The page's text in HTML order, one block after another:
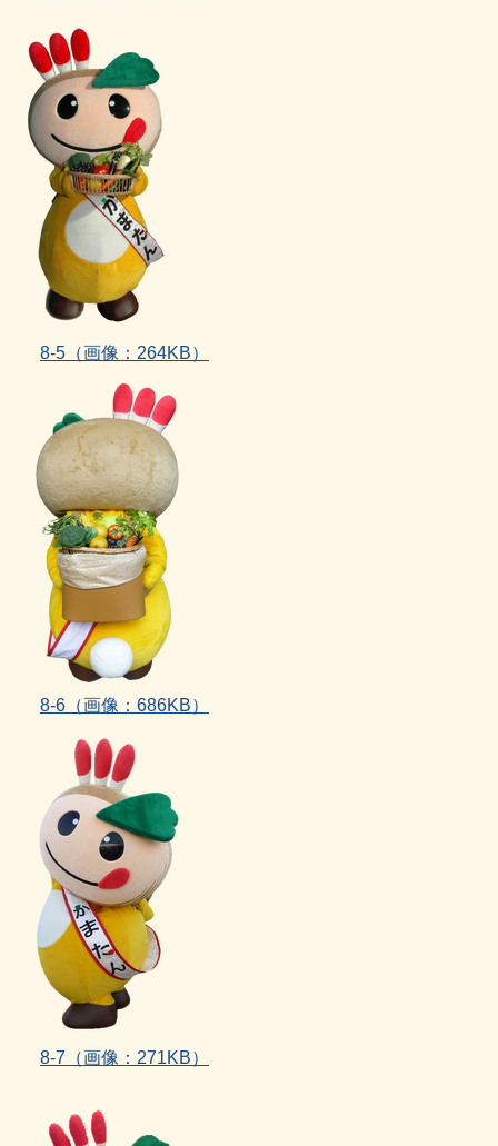
8‐5（画像：264KB）
8‐6（画像：686KB）
8‐7（画像：271KB）